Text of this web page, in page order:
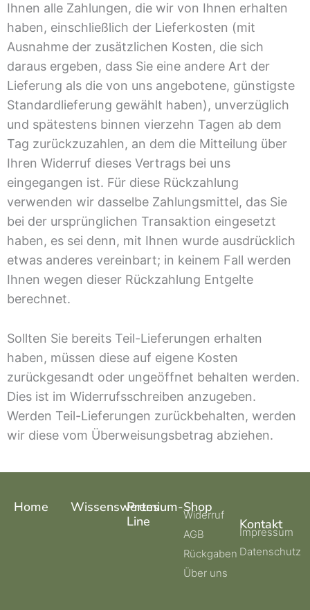
Ihnen alle Zahlungen, die wir von Ihnen erhalten
haben, einschließlich der Lieferkosten (mit
Ausnahme der zusätzlichen Kosten, die sich
daraus ergeben, dass Sie eine andere Art der
Lieferung als die von uns angebotene, günstigste
Standardlieferung gewählt haben), unverzüglich
und spätestens binnen vierzehn Tagen ab dem
Tag zurückzuzahlen, an dem die Mitteilung über
Ihren Widerruf dieses Vertrags bei uns
eingegangen ist. Für diese Rückzahlung
verwenden wir dasselbe Zahlungsmittel, das Sie
bei der ursprünglichen Transaktion eingesetzt
haben, es sei denn, mit Ihnen wurde ausdrücklich
etwas anderes vereinbart; in keinem Fall werden
Ihnen wegen dieser Rückzahlung Entgelte
berechnet.
Sollten Sie bereits Teil-Lieferungen erhalten
haben, müssen diese auf eigene Kosten
zurückgesandt oder ungeöffnet behalten werden.
Dies ist im Widerrufsschreiben anzugeben.
Werden Teil-Lieferungen zurückbehalten, werden
wir diese vom Überweisungsbetrag abziehen.
Home Wissenswertes
Premium-
Line
Shop
Widerruf
AGB
Rückgaben
Über uns
Kontakt
Impressum
Datenschutz